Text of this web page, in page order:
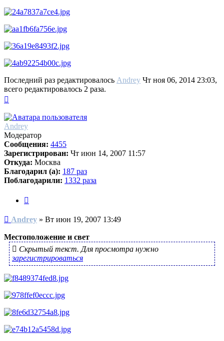
Последний раз редактировалось Andrey Чт ноя 06, 2014 23:03,
всего редактировалось 2 раза.
началу
Andrey
Модератор
Сообщения: 4455
Зарегистрирован: Чт июн 14, 2007 11:57
Откуда: Москва
Благодарил (а): 187 раз
Поблагодарили: 1332 раза
Сообщение
Andrey » Вт июн 19, 2007 13:49
Местоположение и свет
Скрытый текст. Для просмотра нужно
зарегистрироваться